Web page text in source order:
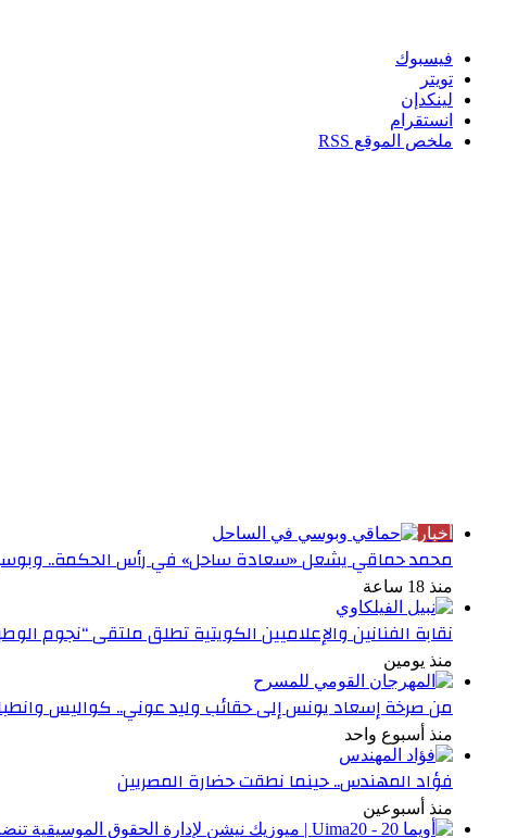
فيسبوك
تويتر
لينكدإن
انستقرام
ملخص الموقع RSS
أخبار
محمد حماقي يشعل «سعادة ساحل» في رأس الحكمة..
منذ 18 ساعة
نقابة الفنانين والإعلاميين الكويتية تطلق ملتقى “نجوم
منذ يومين
من صرخة إسعاد يونس إلى حقائب وليد عوني.. كواليس
منذ أسبوع واحد
فؤاد المهندس.. حينما نطقت حضارة المصريين
منذ أسبوعين